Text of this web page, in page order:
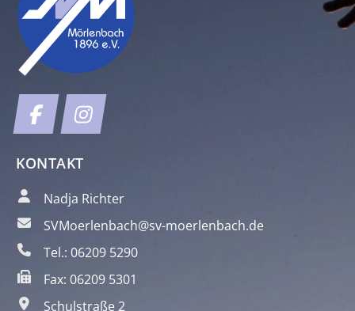
KONTAKT
Nadja Richter
SVMoerlenbach@sv-moerlenbach.de
Tel.: 06209 5290
Fax: 06209 5301
Schulstraße 2